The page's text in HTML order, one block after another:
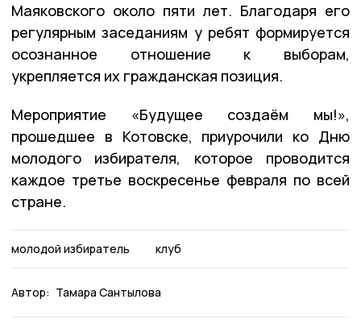
Маяковского около пяти лет. Благодаря его
регулярным заседаниям у ребят формируется
осознанное отношение к выборам,
укрепляется их гражданская позиция.
Мероприятие «Будущее создаём мы!»,
прошедшее в Котовске, приурочили ко Дню
молодого избирателя, которое проводится
каждое третье воскресенье февраля по всей
стране.
молодой избиратель клуб
Автор: Тамара Сантылова